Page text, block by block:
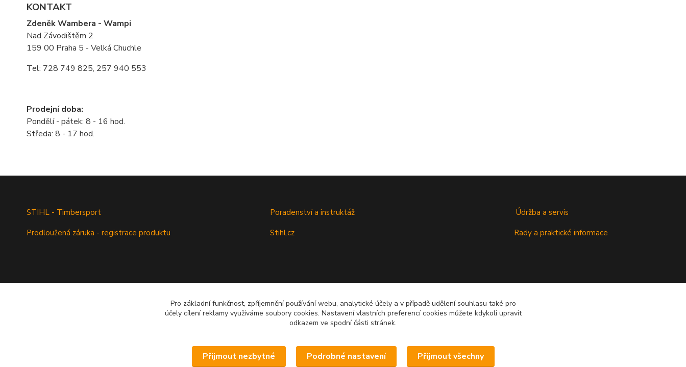
KONTAKT
Zdeněk Wambera - Wampi
Nad Závodištěm 2
159 00 Praha 5 - Velká Chuchle
Tel: 728 749 825, 257 940 553
Prodejní doba:
Pondělí - pátek: 8 - 16 hod.
Středa: 8 - 17 hod.
STIHL - Timbersport
Prodloužená záruka - registrace produktu
Poradenství a instruktáž
Stihl.cz
Údržba a servis
Rady a praktické informace
Pro základní funkčnost, zpříjemnění používání webu, analytické účely a v případě udělení souhlasu také pro
účely cílení reklamy využíváme soubory cookies. Nastavení vlastních preferencí cookies můžete kdykoli upravit
odkazem ve spodní části stránek.
Přijmout nezbytné Podrobné nastavení Přijmout všechny